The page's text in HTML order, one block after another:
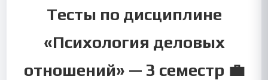
Тесты по дисциплине
«Психология деловых
отношений» — 3 семестр 💼